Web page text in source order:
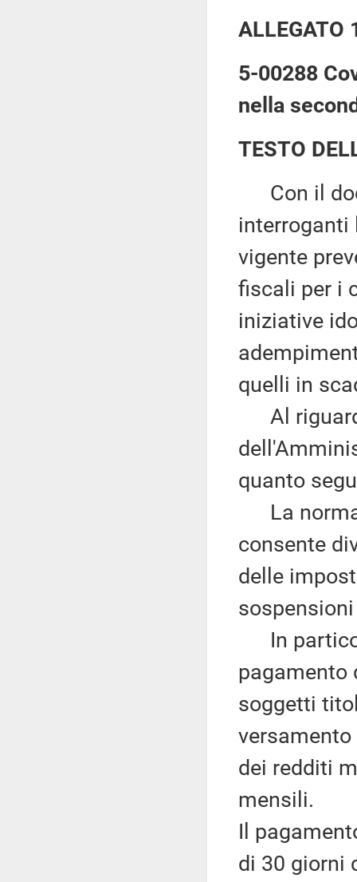
ALLEGATO
5-00288
nella
TESTO
Con il
interroganti
vigente
fiscali per i
iniziative
quelli in
Al
quanto
La
consente
delle
In
pagamento
soggetti
dei redditi
mensili.
Il
di 30 giorni